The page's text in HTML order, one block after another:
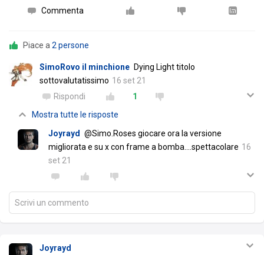
Commenta
Piace a 2 persone
SimoRovo il minchione Dying Light titolo
sottovalutatissimo 16 set 21
Rispondi
1
Mostra tutte le risposte
Joyrayd
@Simo.Roses giocare ora la versione
migliorata e su x con frame a bomba....spettacolare 16
set 21
Scrivi un commento
Joyrayd